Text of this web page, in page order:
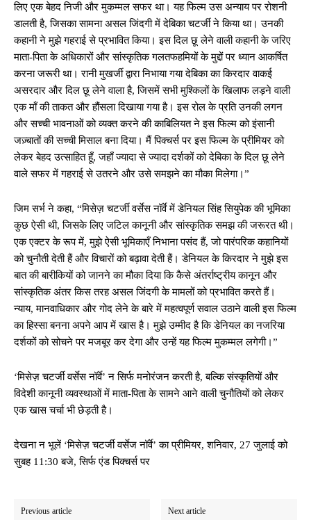
लिए एक बेहद निजी और मुकम्मल सफर था। यह फिल्म उस अन्याय पर रोशनी
डालती है, जिसका सामना असल जिंदगी में देबिका चटर्जी ने किया था। उनकी
कहानी ने मुझे गहराई से प्रभावित किया। इस दिल छू लेने वाली कहानी के जरिए
माता-पिता के अधिकारों और सांस्कृतिक गलतफहमियों के मुद्दों पर ध्यान आकर्षित
करना जरूरी था। रानी मुखर्जी द्वारा निभाया गया देबिका का किरदार वाकई
असरदार और दिल छू लेने वाला है, जिसमें सभी मुश्किलों के खिलाफ लड़ने वाली
एक माँ की ताकत और हौंसला दिखाया गया है। इस रोल के प्रति उनकी लगन
और सच्ची भावनाओं को व्यक्त करने की काबिलियत ने इस फिल्म को इंसानी
जज़्बातों की सच्ची मिसाल बना दिया। मैं पिक्चर्स पर इस फिल्म के प्रीमियर को
लेकर बेहद उत्साहित हूँ, जहाँ ज्यादा से ज्यादा दर्शकों को देबिका के दिल छू लेने
वाले सफर में गहराई से उतरने और उसे समझने का मौका मिलेगा।”
जिम सर्भ ने कहा, “मिसेज़ चटर्जी वर्सेस नॉर्वे में डेनियल सिंह सियुपेक की भूमिका
कुछ ऐसी थी, जिसके लिए जटिल कानूनी और सांस्कृतिक समझ की जरूरत थी।
एक एक्टर के रूप में, मुझे ऐसी भूमिकाएँ निभाना पसंद हैं, जो पारंपरिक कहानियों
को चुनौती देती हैं और विचारों को बढ़ावा देती हैं। डेनियल के किरदार ने मुझे इस
बात की बारीकियों को जानने का मौका दिया कि कैसे अंतर्राष्ट्रीय कानून और
सांस्कृतिक अंतर किस तरह असल जिंदगी के मामलों को प्रभावित करते हैं।
न्याय, मानवाधिकार और गोद लेने के बारे में महत्वपूर्ण सवाल उठाने वाली इस फिल्म
का हिस्सा बनना अपने आप में खास है। मुझे उम्मीद है कि डेनियल का नजरिया
दर्शकों को सोचने पर मजबूर कर देगा और उन्हें यह फिल्म मुकम्मल लगेगी।”
‘मिसेज़ चटर्जी वर्सेस नॉर्वे’ न सिर्फ मनोरंजन करती है, बल्कि संस्कृतियों और
विदेशी कानूनी व्यवस्थाओं में माता-पिता के सामने आने वाली चुनौतियों को लेकर
एक खास चर्चा भी छेड़ती है।
देखना न भूलें ‘मिसेज़ चटर्जी वर्सेज नॉर्वे’ का प्रीमियर, शनिवार, 27 जुलाई को
सुबह 11:30 बजे, सिर्फ एंड पिक्चर्स पर
Previous article Next article